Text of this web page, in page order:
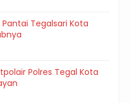
Tegalsari Kota
Polres Tegal Kota